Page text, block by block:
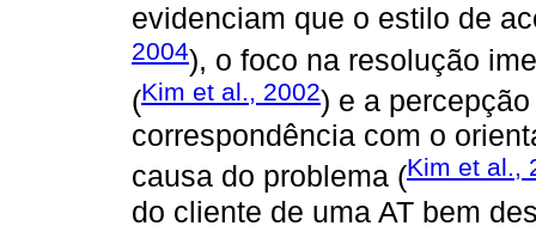
evidenciam que o estilo de
2004), o foco na resolução
(Kim et al., 2002) e a
correspondência com o
causa do problema (Kim et al.,
do cliente de uma AT bem